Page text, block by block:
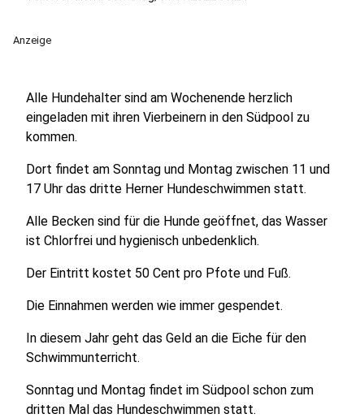
Anzeige
Alle Hundehalter sind am Wochenende herzlich
eingeladen mit ihren Vierbeinern in den Südpool zu
kommen.
Dort findet am Sonntag und Montag zwischen 11 und
17 Uhr das dritte Herner Hundeschwimmen statt.
Alle Becken sind für die Hunde geöffnet, das Wasser
ist Chlorfrei und hygienisch unbedenklich.
Der Eintritt kostet 50 Cent pro Pfote und Fuß.
Die Einnahmen werden wie immer gespendet.
In diesem Jahr geht das Geld an die Eiche für den
Schwimmunterricht.
Sonntag und Montag findet im Südpool schon zum
dritten Mal das Hundeschwimmen statt.